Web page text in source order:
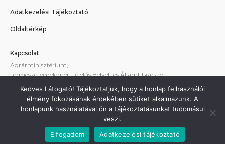
Adatkezelési Tájékoztató
Oldaltérkép
Kapcsolat
Agrárminisztérium,
Természetvédelemért felelős Helyettes Államtitkárság
A weboldallal kapcsolatos technikai támogatás:
termeszetvedelem@am.gov.hu
Minden jog fenntartva - Agrárminisztérium 2021.
Kedves Látogató! Tájékoztatjuk, hogy a honlap felhasználói
élmény fokozásának érdekében sütiket alkalmazunk. A
honlapunk használatával ön a tájékoztatásunkat tudomásul
veszi.
Elfogadom
Adatkezelési tájékoztató